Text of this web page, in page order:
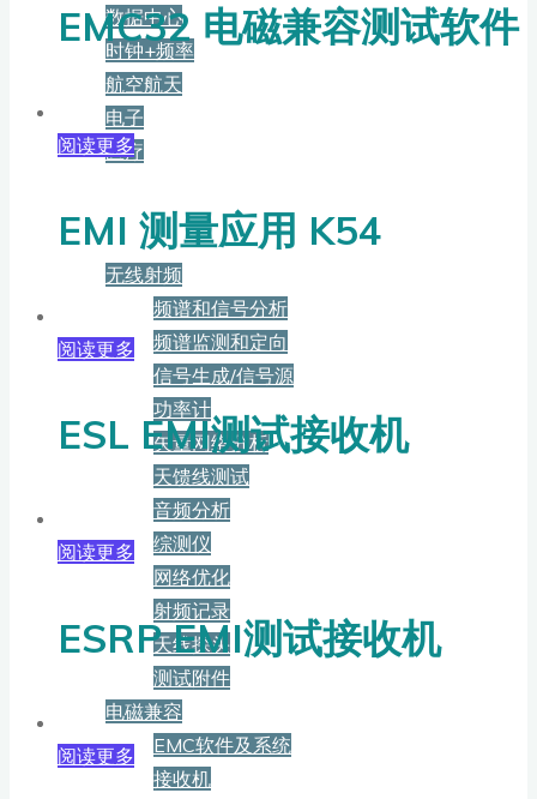
数据中心
时钟+频率
航空航天
电子
医疗
产品
无线射频
频谱和信号分析
频谱监测和定向
信号生成/信号源
功率计
矢量网络分析
天馈线测试
音频分析
综测仪
网络优化
射频记录
天线探头
测试附件
电磁兼容
EMC软件及系统
接收机
EMC32 电磁兼容测试软件
阅读更多
EMI 测量应用 K54
阅读更多
ESL EMI测试接收机
阅读更多
ESRP EMI测试接收机
阅读更多